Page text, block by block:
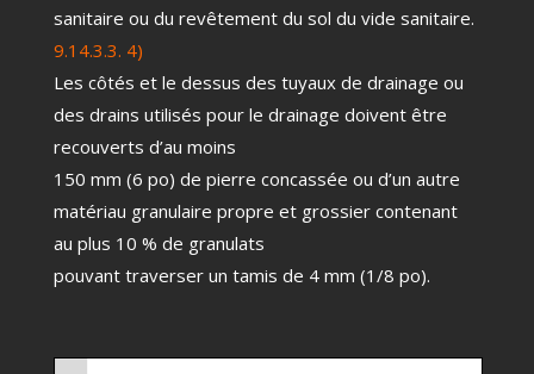
sanitaire ou du revêtement du sol du vide sanitaire.
9.14.3.3. 4)
Les côtés et le dessus des tuyaux de drainage ou
des drains utilisés pour le drainage doivent être
recouverts d’au moins
150 mm (6 po) de pierre concassée ou d’un autre
matériau granulaire propre et grossier contenant
au plus 10 % de granulats
pouvant traverser un tamis de 4 mm (1/8 po).